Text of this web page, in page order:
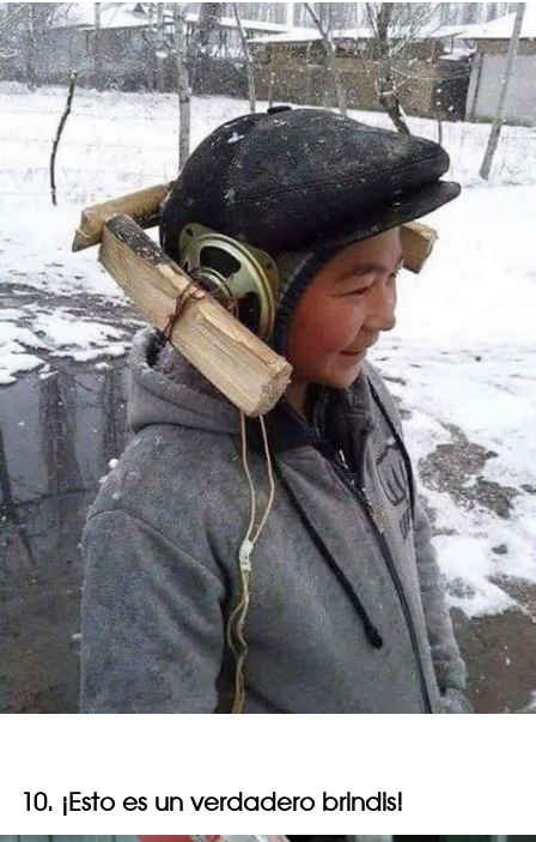
10. ¡Esto es un verdadero brindis!